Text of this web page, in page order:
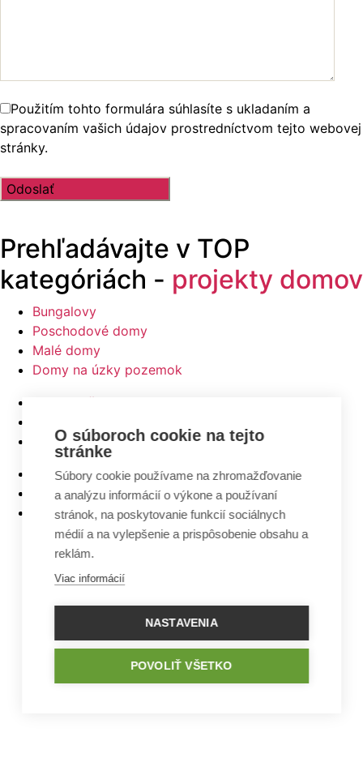
Použitím tohto formulára súhlasíte s ukladaním a
spracovaním vašich údajov prostredníctvom tejto webovej
stránky.
Prehľadávajte v TOP
kategóriách - projekty domov
Bungalovy
Poschodové domy
Malé domy
Domy na úzky pozemok
Najlacnejšie domy z ponuky
Bungalovy s rovnou strechou
Bungalovy s garážou
Bungalovy s terasou
Bungalovy v tvare L
O súboroch cookie na tejto
stránke
Súbory cookie používame na zhromažďovanie
a analýzu informácií o výkone a používaní
stránok, na poskytovanie funkcií sociálnych
médií a na vylepšenie a prispôsobenie obsahu a
reklám.
Viac informácií
NASTAVENIA
POVOLIŤ VŠETKO